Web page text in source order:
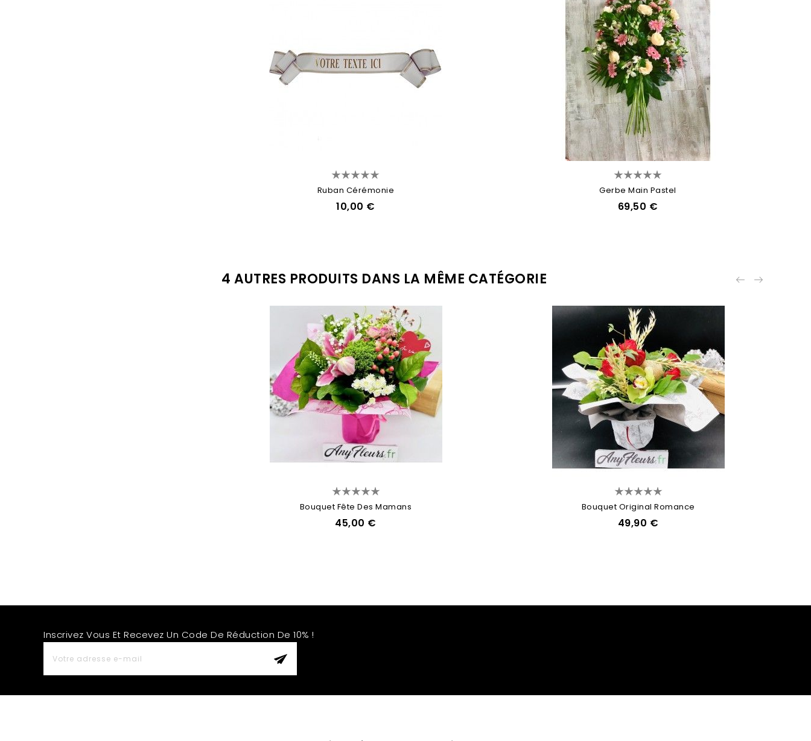
Ruban Cérémonie
10,00 €
Gerbe Main Pastel
69,50 €
4 AUTRES PRODUITS DANS LA MÊME CATÉGORIE
Bouquet Fête Des Mamans
45,00 €
Bouquet Original Romance
49,90 €
Inscrivez Vous Et Recevez Un Code De Réduction De 10% !